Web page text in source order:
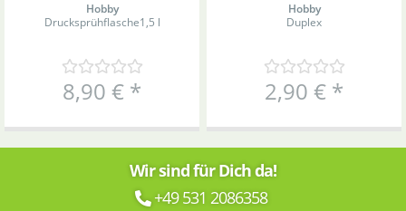
Hobby
Drucksprühflasche1,5 l
8,90 € *
Hobby
Duplex
2,90 € *
Wir sind für Dich da!
+49 531 2086358